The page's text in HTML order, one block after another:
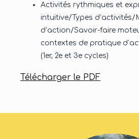
Activités rythmiques et
intuitive/Types d’activités/
d’action/Savoir-faire
contextes de pratique
(1er, 2e et 3e cycles)